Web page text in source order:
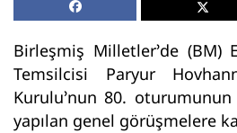
Birleşmiş Milletler’de (BM)
Temsilcisi Paryur
Kurulu’nun 80.
yapılan genel görüşmelere